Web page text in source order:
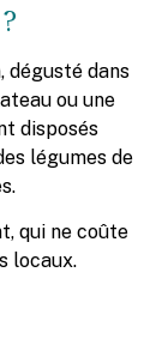
dégusté dans
ou une
disposés
légumes de
qui ne coûte
locaux.